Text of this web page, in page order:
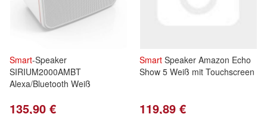
Smart-Speaker
SIRIUM2000AMBT
Alexa/Bluetooth Weiß
135,90 €
Smart Speaker Amazon Echo
Show 5 Weiß mit Touchscreen
119,89 €